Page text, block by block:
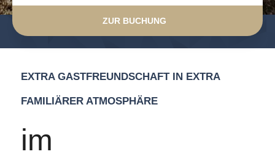
ZUR BUCHUNG
EXTRA GASTFREUNDSCHAFT IN EXTRA
FAMILIÄRER ATMOSPHÄRE
im